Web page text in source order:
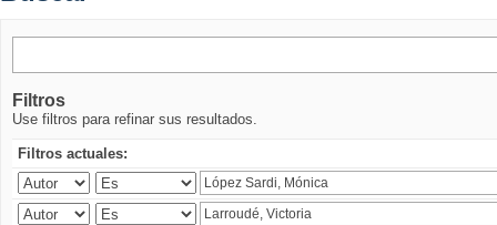
Filtros
Use filtros para refinar sus resultados.
Filtros actuales: